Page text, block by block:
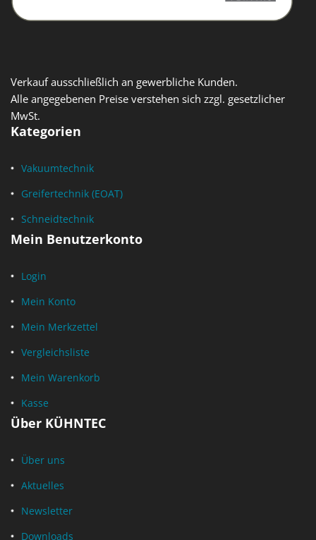
Verkauf ausschließlich an gewerbliche Kunden.
Alle angegebenen Preise verstehen sich zzgl. gesetzlicher
MwSt.
Kategorien
Vakuumtechnik
Greifertechnik (EOAT)
Schneidtechnik
Mein Benutzerkonto
Login
Mein Konto
Mein Merkzettel
Vergleichsliste
Mein Warenkorb
Kasse
Über KÜHNTEC
Über uns
Aktuelles
Newsletter
Downloads